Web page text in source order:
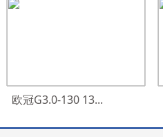
欧冠G3.0-130 13...